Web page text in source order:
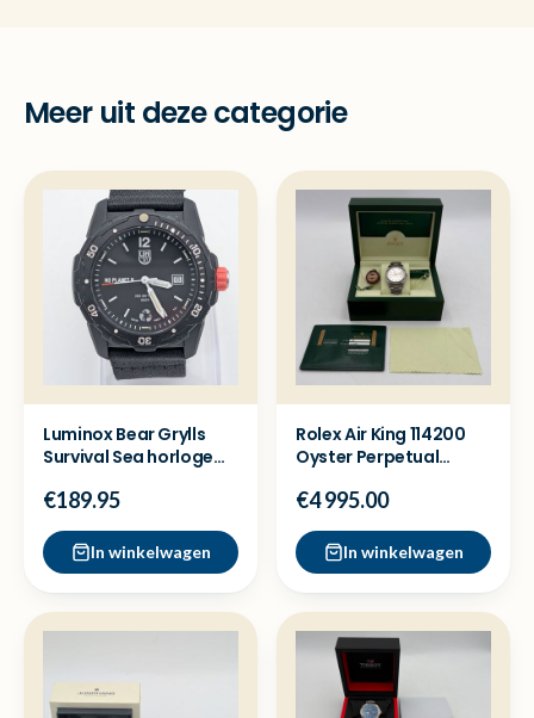
Meer uit deze categorie
Luminox Bear Grylls
Survival Sea horloge
€189.95
In winkelwagen
Rolex Air King 114200
Oyster Perpetual
€4 995.00
In winkelwagen